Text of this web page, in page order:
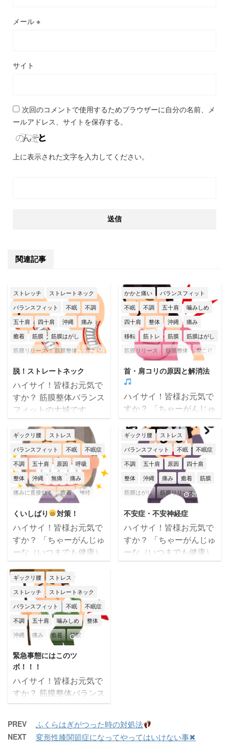
メール ※
サイト
次回のコメントで使用するためブラウザーに自分の名前、メ
ールアドレス、サイトを保存する。
上に表示された文字を入力してください。
関連記事
ストレッチ
ストレートネック
バランスフィット
不眠
不調
五十肩
四十肩 沖縄
痛み
癒着
筋膜
筋膜はがし
筋膜リリース
筋膜整体
肩こり
骨盤矯正
2024/7/1
脱！ストレートネック
ハイサイ！皆様お元気で
すか？ 筋膜整体バランス
フィットの大城です
(*^^)v もう7月！今年の後
半戦が始まりましたね♪
あと半年もあっという間
に過ぎてしまうんでしょ
うね～
夏バテ・熱中
症に気を付けて元気に過
ごしていきましょうね。
本日のテーマは 【脱！
ストレートネック】 スト
レートネックはご自身だ
けではなく、お子さんや
お孫さん達の姿勢を見て
も気になりませんか？
ストレートネックは肩・
首・腰・頭の痛み・目ま
い・視力＆集中力低下な
どの原因になります
...
かかと痛い
バランスフィット
不眠
不調 五十肩
噛みしめ
四十肩
整体 沖縄
痛み
移転
筋トレ 筋膜
筋膜はがし
筋膜リリース
筋膜整体
肩こり
身体不調
首こり
首痛
2026/4/7
首・肩コリの原因と解消法
ハイサイ！皆様お元気で
すか？ 「ちゃーがんじゅ
ーな（いつまでも健康）
人生を！」 筋膜整体バラ
ンスフィットの大城です
(*^^)v 沖縄はここ最近は
雨の日が続いておりま
す。 天気がずっと良くな
いと心も身体も重くなっ
てくる気がしますね～(；
一_一) こんな時こそ体調
管理をしっかり行って、
新年度を楽しく元気に・
頑張りましょう！ 本日
ギックリ腰
ストレス
バランスフィット
不眠
不眠症
不調
五十肩 原因
呼吸
整体
沖縄 無痛
痛み
痛みに直接効く
癒着
神経
自律神経
自律神経失調症
身体不調
辛い 那覇市
頭痛
首こり
首痛
2026/6/8
くいしばり 対策！
ハイサイ！皆様お元気で
すか？ 「ちゃーがんじゅ
ーな（いつまでも健康）
人生を！」 筋膜整体バラ
ンスフィットの大城です
(*^^)v 本日のテーマは
【くいしばり対策！】で
す
常にくいしばり(噛
み締め)がある方は、、、
●顔の浮腫み・たるみ ●
腰痛 ●睡眠障害 ●自律神
経の乱れ に繋がりやす
く、その原因は・・・ 脳
へのストレスだと言われ
ています
人は知らず
ていると、寝ている間に
ストレス解消の為にくい
ギックリ腰
ストレス
バランスフィット
不眠
不眠症
不調
五十肩 原因
四十肩
整体
沖縄 痛み 癒着
筋膜
筋膜はがし
筋膜リリース
身体不調
辛い
首痛
骨盤矯正
2025/6/16
不安症・不安神経症
ハイサイ！皆様お元気で
すか？ 「ちゃーがんじゅ
ーな（いつまでも健康）
人生を！」 筋膜整体バラ
状を聞いた事がある方、
なった事がある方、病院
ギックリ腰
ストレス
ストレッチ
ストレートネック
バランスフィット
不眠
不眠症
不調
五十肩 噛みしめ
整体
沖縄
痛み 癒着
筋膜
筋膜整体
自律神経
自律神経失調症
身体不調
辛い 那覇市
頭痛
首痛
骨盤矯正
2023/11/27
緊急事態にはこのツ
ボ！！！
ハイサイ！皆様お元気で
すか？ 筋膜整体バランス
フィットの大城です
～って言ってる間に最終
週・・・ 金曜日からは１
PREV ふくらはぎがつった時の対処法
NEXT 変形性膝関節症になってやってはいけない事✖